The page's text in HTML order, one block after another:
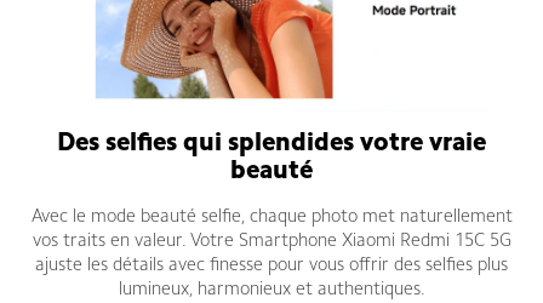
Des selfies qui splendides votre vraie
beauté
Avec le mode beauté selfie, chaque photo met naturellement
vos traits en valeur. Votre Smartphone Xiaomi Redmi 15C 5G
ajuste les détails avec finesse pour vous offrir des selfies plus
lumineux, harmonieux et authentiques.